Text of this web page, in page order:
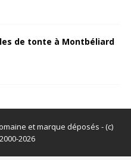
de tonte à Montbéliard
et marque déposés - (c)
2026